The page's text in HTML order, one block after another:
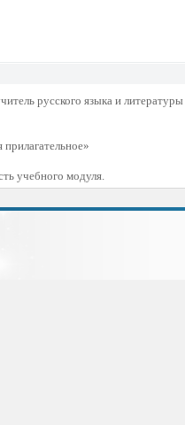
русского языка и
учебного модуля.